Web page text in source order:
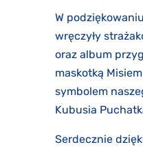
W
wręczyły
oraz album
maskotką
symbolem
Kubusia
Serdecznie